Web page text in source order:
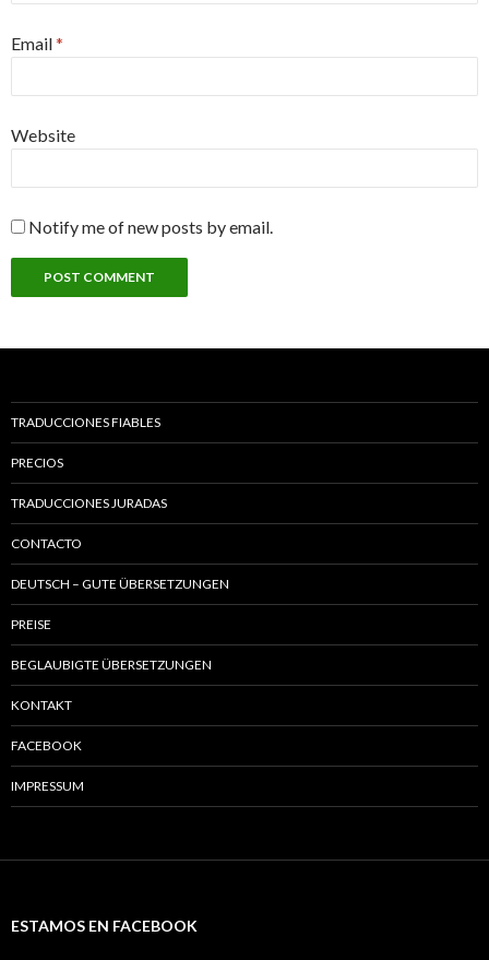
Email*
Website
Notify me of new posts by email.
TRADUCCIONES FIABLES
PRECIOS
TRADUCCIONES JURADAS
CONTACTO
DEUTSCH – GUTE ÜBERSETZUNGEN
PREISE
BEGLAUBIGTE ÜBERSETZUNGEN
KONTAKT
FACEBOOK
IMPRESSUM
ESTAMOS EN FACEBOOK